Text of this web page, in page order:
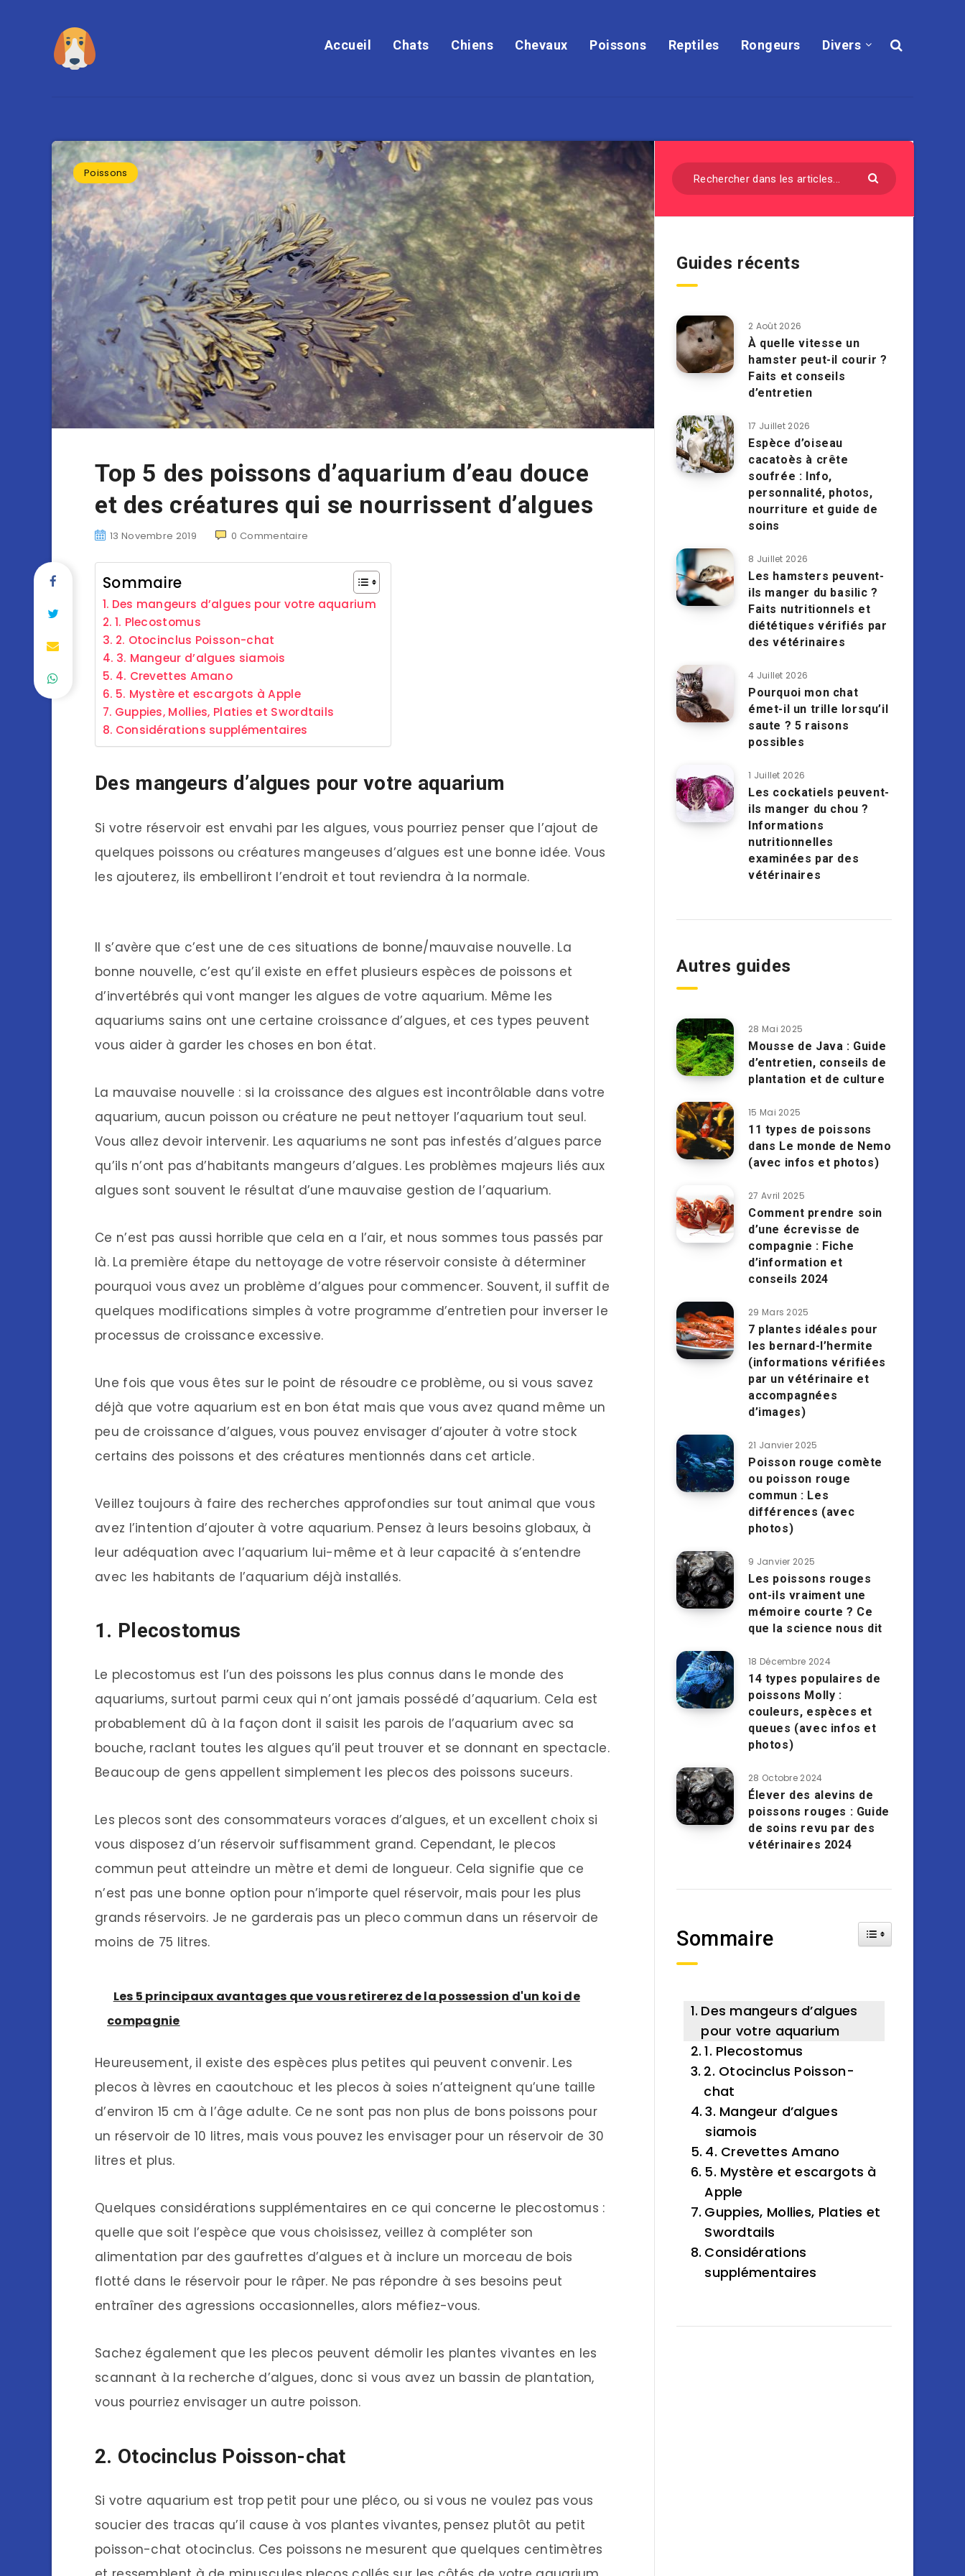
Accueil Chats Chiens Chevaux Poissons Reptiles Rongeurs Divers
Poissons
Top 5 des poissons d’aquarium d’eau douce
et des créatures qui se nourrissent d’algues
13 Novembre 2019 0 Commentaire
Sommaire
Des mangeurs d’algues pour votre aquarium
1. Plecostomus
2. Otocinclus Poisson-chat
3. Mangeur d’algues siamois
4. Crevettes Amano
5. Mystère et escargots à Apple
Guppies, Mollies, Platies et Swordtails
Considérations supplémentaires
Des mangeurs d’algues pour votre aquarium
Si votre réservoir est envahi par les algues, vous pourriez penser que l’ajout de
quelques poissons ou créatures mangeuses d’algues est une bonne idée. Vous
les ajouterez, ils embelliront l’endroit et tout reviendra à la normale.
Il s’avère que c’est une de ces situations de bonne/mauvaise nouvelle. La
bonne nouvelle, c’est qu’il existe en effet plusieurs espèces de poissons et
d’invertébrés qui vont manger les algues de votre aquarium. Même les
aquariums sains ont une certaine croissance d’algues, et ces types peuvent
vous aider à garder les choses en bon état.
La mauvaise nouvelle : si la croissance des algues est incontrôlable dans votre
aquarium, aucun poisson ou créature ne peut nettoyer l’aquarium tout seul.
Vous allez devoir intervenir. Les aquariums ne sont pas infestés d’algues parce
qu’ils n’ont pas d’habitants mangeurs d’algues. Les problèmes majeurs liés aux
algues sont souvent le résultat d’une mauvaise gestion de l’aquarium.
Ce n’est pas aussi horrible que cela en a l’air, et nous sommes tous passés par
là. La première étape du nettoyage de votre réservoir consiste à déterminer
pourquoi vous avez un problème d’algues pour commencer. Souvent, il suffit de
quelques modifications simples à votre programme d’entretien pour inverser le
processus de croissance excessive.
Une fois que vous êtes sur le point de résoudre ce problème, ou si vous savez
déjà que votre aquarium est en bon état mais que vous avez quand même un
peu de croissance d’algues, vous pouvez envisager d’ajouter à votre stock
certains des poissons et des créatures mentionnés dans cet article.
Veillez toujours à faire des recherches approfondies sur tout animal que vous
avez l’intention d’ajouter à votre aquarium. Pensez à leurs besoins globaux, à
leur adéquation avec l’aquarium lui-même et à leur capacité à s’entendre
avec les habitants de l’aquarium déjà installés.
1. Plecostomus
Le plecostomus est l’un des poissons les plus connus dans le monde des
aquariums, surtout parmi ceux qui n’ont jamais possédé d’aquarium. Cela est
probablement dû à la façon dont il saisit les parois de l’aquarium avec sa
bouche, raclant toutes les algues qu’il peut trouver et se donnant en spectacle.
Beaucoup de gens appellent simplement les plecos des poissons suceurs.
Les plecos sont des consommateurs voraces d’algues, et un excellent choix si
vous disposez d’un réservoir suffisamment grand. Cependant, le plecos
commun peut atteindre un mètre et demi de longueur. Cela signifie que ce
n’est pas une bonne option pour n’importe quel réservoir, mais pour les plus
grands réservoirs. Je ne garderais pas un pleco commun dans un réservoir de
moins de 75 litres.
Les 5 principaux avantages que vous retirerez de la possession d'un koi de
compagnie
Heureusement, il existe des espèces plus petites qui peuvent convenir. Les
plecos à lèvres en caoutchouc et les plecos à soies n’atteignent qu’une taille
d’environ 15 cm à l’âge adulte. Ce ne sont pas non plus de bons poissons pour
un réservoir de 10 litres, mais vous pouvez les envisager pour un réservoir de 30
litres et plus.
Quelques considérations supplémentaires en ce qui concerne le plecostomus :
quelle que soit l’espèce que vous choisissez, veillez à compléter son
alimentation par des gaufrettes d’algues et à inclure un morceau de bois
flotté dans le réservoir pour le râper. Ne pas répondre à ses besoins peut
entraîner des agressions occasionnelles, alors méfiez-vous.
Sachez également que les plecos peuvent démolir les plantes vivantes en les
scannant à la recherche d’algues, donc si vous avez un bassin de plantation,
vous pourriez envisager un autre poisson.
2. Otocinclus Poisson-chat
Si votre aquarium est trop petit pour une pléco, ou si vous ne voulez pas vous
soucier des tracas qu’il cause à vos plantes vivantes, pensez plutôt au petit
poisson-chat otocinclus. Ces poissons ne mesurent que quelques centimètres
Guides récents
2 Août 2026
À quelle vitesse un
hamster peut-il courir ?
Faits et conseils
d’entretien
17 Juillet 2026
Espèce d’oiseau
cacatoès à crête
soufrée : Info,
personnalité, photos,
nourriture et guide de
soins
8 Juillet 2026
Les hamsters peuvent-
ils manger du basilic ?
Faits nutritionnels et
diététiques vérifiés par
des vétérinaires
4 Juillet 2026
Pourquoi mon chat
émet-il un trille lorsqu’il
saute ? 5 raisons
possibles
1 Juillet 2026
Les cockatiels peuvent-
ils manger du chou ?
Informations
nutritionnelles
examinées par des
vétérinaires
Autres guides
28 Mai 2025
Mousse de Java : Guide
d’entretien, conseils de
plantation et de culture
15 Mai 2025
11 types de poissons
dans Le monde de Nemo
(avec infos et photos)
27 Avril 2025
Comment prendre soin
d’une écrevisse de
compagnie : Fiche
d’information et
conseils 2024
29 Mars 2025
7 plantes idéales pour
les bernard-l’hermite
(informations vérifiées
par un vétérinaire et
accompagnées
d’images)
21 Janvier 2025
Poisson rouge comète
ou poisson rouge
commun : Les
différences (avec
photos)
9 Janvier 2025
Les poissons rouges
ont-ils vraiment une
mémoire courte ? Ce
que la science nous dit
18 Décembre 2024
14 types populaires de
poissons Molly :
couleurs, espèces et
queues (avec infos et
photos)
28 Octobre 2024
Élever des alevins de
poissons rouges : Guide
de soins revu par des
vétérinaires 2024
Sommaire Toggle Table of
Des mangeurs d’algues
pour votre aquarium
1. Plecostomus
2. Otocinclus Poisson-
chat
3. Mangeur d’algues
siamois
4. Crevettes Amano
5. Mystère et escargots à
Apple
Guppies, Mollies, Platies et
Swordtails
Considérations
supplémentaires